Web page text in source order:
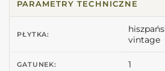
PARAMETRY TECHNICZNE
PŁYTKA:
vintage
GATUNEK: 1